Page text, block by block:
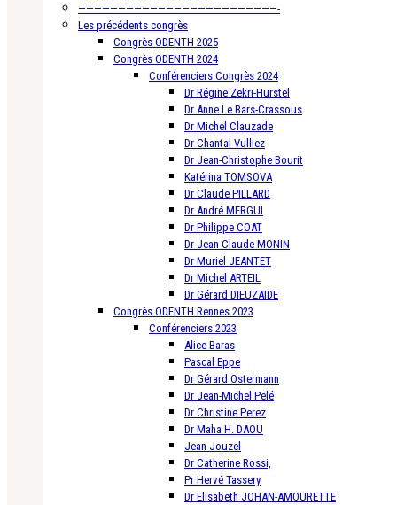
—————————————————————————-
Les précédents congrès
Congrès ODENTH 2025
Congrès ODENTH 2024
Conférenciers Congrès 2024
Dr Régine Zekri-Hurstel
Dr Anne Le Bars-Crassous
Dr Michel Clauzade
Dr Chantal Vulliez
Dr Jean-Christophe Bourit
Katérina TOMSOVA
Dr Claude PILLARD
Dr André MERGUI
Dr Philippe COAT
Dr Jean-Claude MONIN
Dr Muriel JEANTET
Dr Michel ARTEIL
Dr Gérard DIEUZAIDE
Congrès ODENTH Rennes 2023
Conférenciers 2023
Alice Baras
Pascal Eppe
Dr Gérard Ostermann
Dr Jean-Michel Pelé
Dr Christine Perez
Dr Maha H. DAOU
Jean Jouzel
Dr Catherine Rossi,
Pr Hervé Tassery
Dr Elisabeth JOHAN-AMOURETTE